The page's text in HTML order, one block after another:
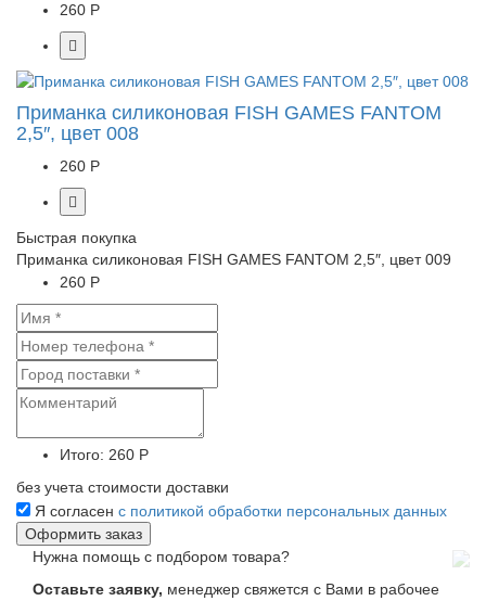
260 Р
Приманка силиконовая FISH GAMES FANTOM
2,5″, цвет 008
260 Р
Быстрая покупка
Приманка силиконовая FISH GAMES FANTOM 2,5″, цвет 009
260 Р
Итого: 260 Р
без учета стоимости доставки
Я согласен с политикой обработки персональных данных
Нужна помощь с подбором товара?
Оставьте заявку, менеджер свяжется с Вами в рабочее